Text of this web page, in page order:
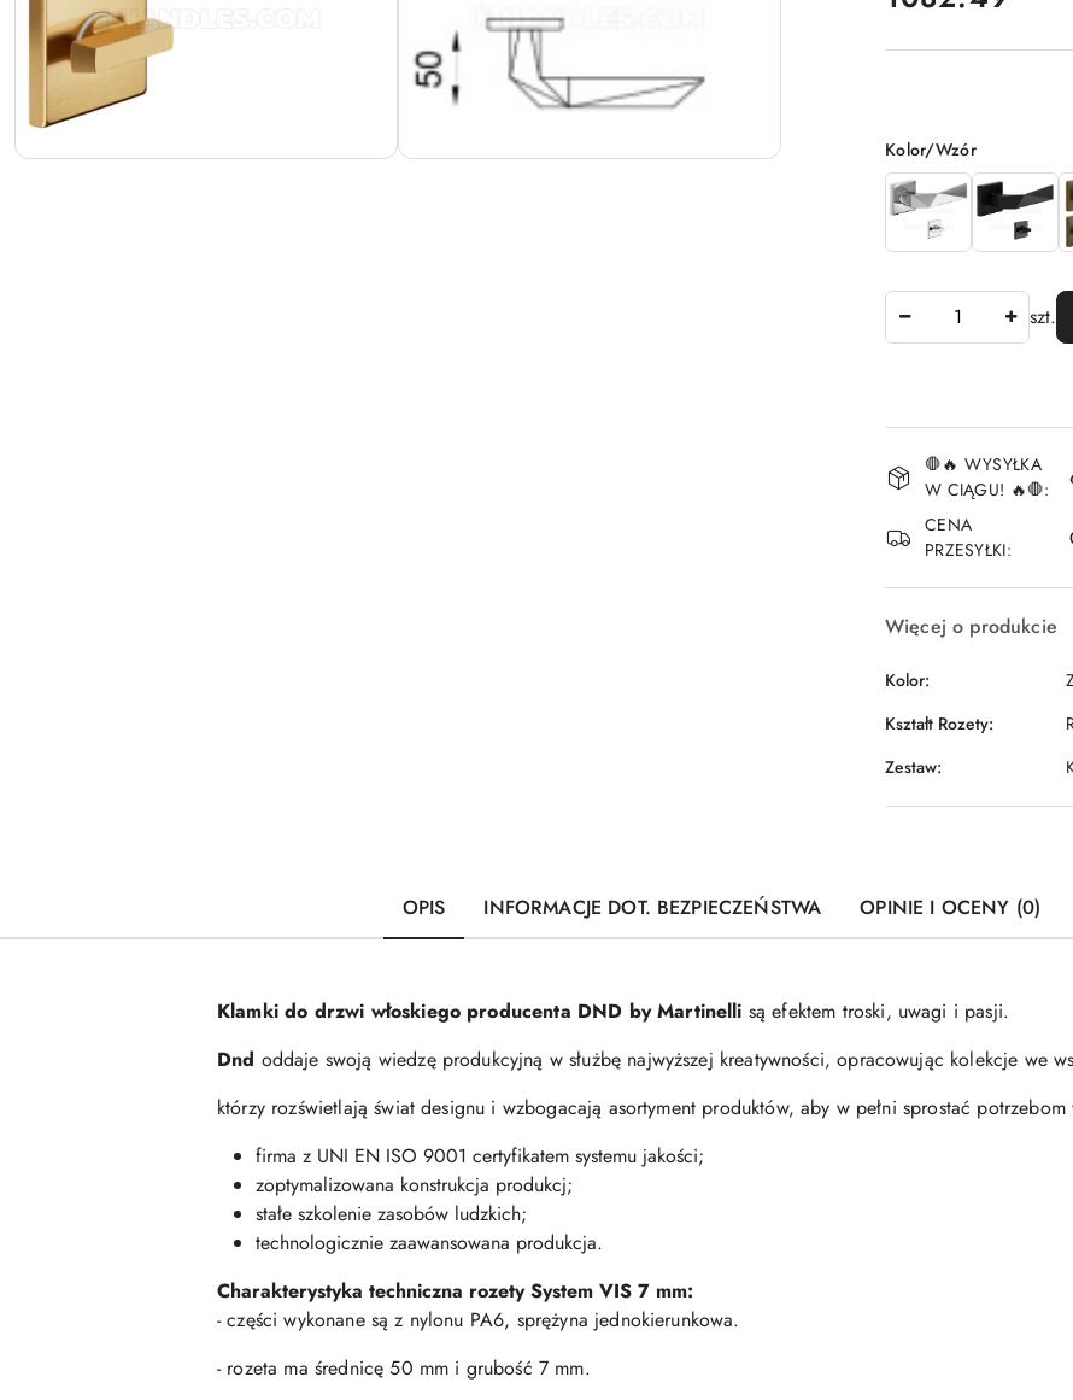
Wariant
Kolor/Wzór
szt.
Dostępność
i
dostawa
🛑🔥 WYSYŁKA
W CIĄGU! 🔥🛑:
CENA
PRZESYŁKI:
Więcej o produkcie
Kolor:
Kształt Rozety:
Zestaw:
OPIS INFORMACJE DOT. BEZPIECZEŃSTWA OPINIE I OCENY (0)
Klamki do drzwi włoskiego producenta DND by Martinelli są efektem troski, uwagi i pasji.
Dnd oddaje swoją wiedzę produkcyjną w służbę najwyższej kreatywności, opracowując kolekcje we
którzy rozświetlają świat designu i wzbogacają asortyment produktów, aby w pełni sprostać
firma z UNI EN ISO 9001 certyfikatem systemu jakości;
zoptymalizowana konstrukcja produkcj;
stałe szkolenie zasobów ludzkich;
technologicznie zaawansowana produkcja.
Charakterystyka techniczna rozety System VIS 7 mm:
- części wykonane są z nylonu PA6, sprężyna jednokierunkowa.
- rozeta ma średnicę 50 mm i grubość 7 mm.